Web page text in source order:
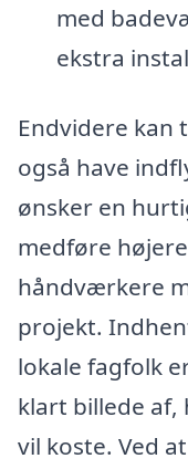
med
ekstra
Endvidere
også have
ønsker en
medføre
håndværkere
projekt.
lokale fagfolk
klart billede af,
vil koste. Ved